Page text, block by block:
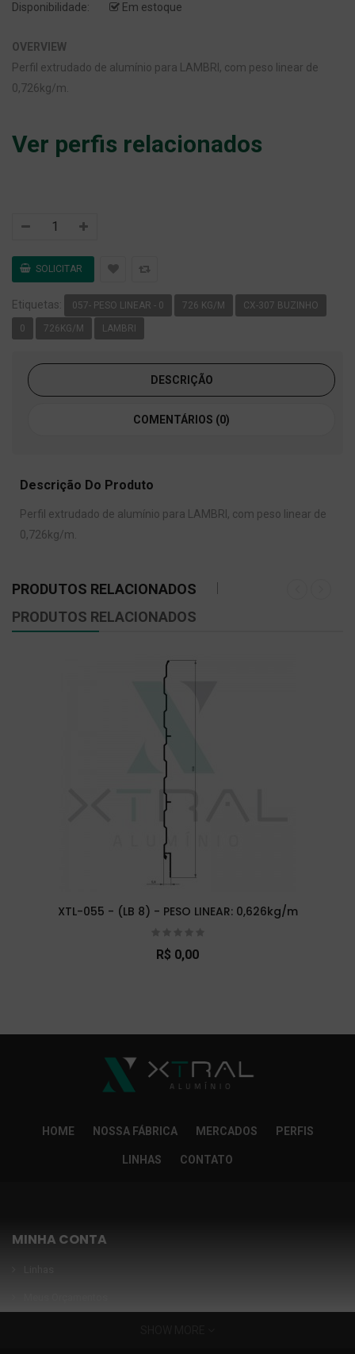
Disponibilidade:
Em estoque
OVERVIEW
Perfil extrudado de alumínio para LAMBRI, com peso linear de
0,726kg/m.
Ver perfis relacionados
Etiquetas: 057- PESO LINEAR - 0 726 KG/M CX-307 BUZINHO
0 726KG/M LAMBRI
DESCRIÇÃO
COMENTÁRIOS (0)
Descrição Do Produto
Perfil extrudado de alumínio para LAMBRI, com peso linear de
0,726kg/m.
PRODUTOS RELACIONADOS
PRODUTOS RELACIONADOS
XTL-055 - (LB 8) - PESO LINEAR: 0,626kg/m
R$ 0,00
HOME NOSSA FÁBRICA MERCADOS PERFIS
LINHAS CONTATO
MINHA CONTA